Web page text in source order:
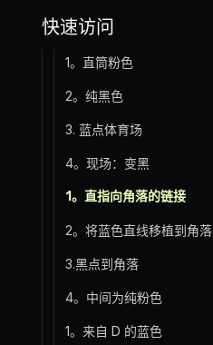
快速访问
1。直筒粉色
2。纯黑色
3. 蓝点体育场
4。现场：变黑
1。直指向角落的链接
2。将蓝色直线移植到角落
3.黑点到角落
4。中间为纯粉色
1。来自 D 的蓝色